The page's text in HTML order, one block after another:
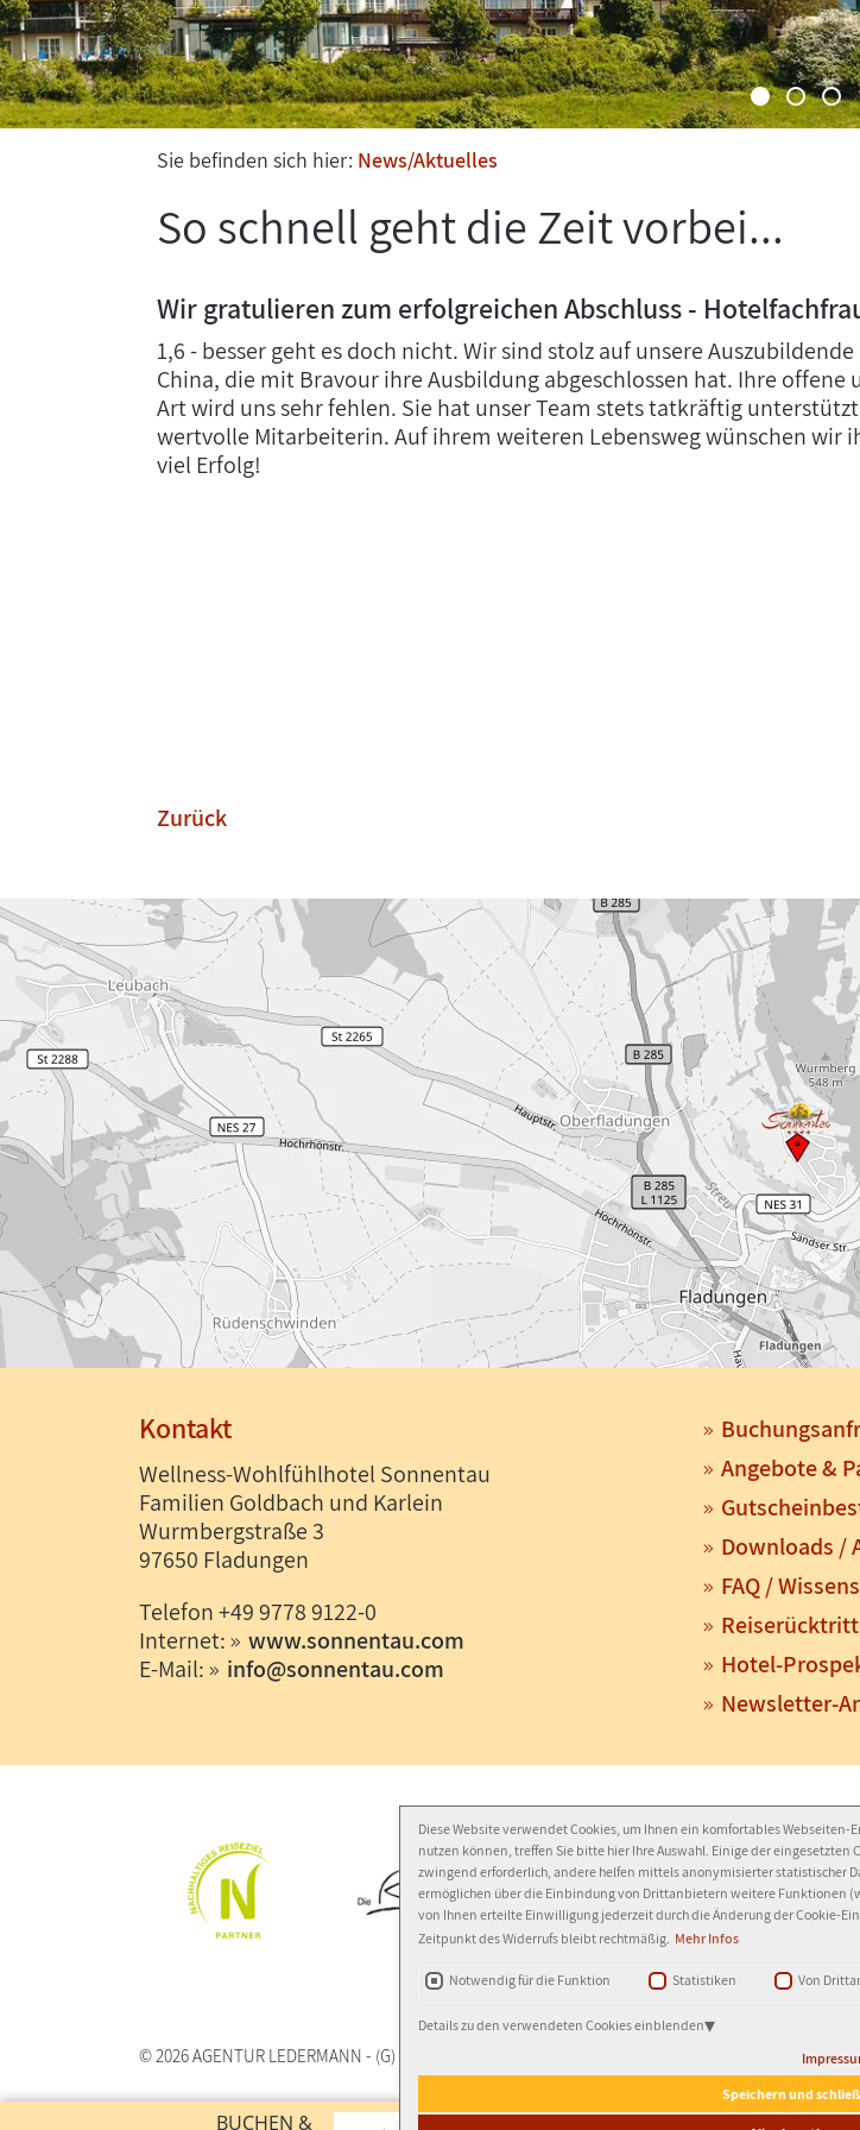
Diese Website verwendet Cookies, um Ihnen ein komfortables Webseiten-
nutzen können, treffen Sie bitte hier Ihre Auswahl. Einige der
zwingend erforderlich, andere helfen mittels anonymisierter statistischer
ermöglichen über die Einbindung von Drittanbietern weitere Funktionen
von Ihnen erteilte Einwilligung jederzeit durch die Änderung der Cookie-
Zeitpunkt des Widerrufs bleibt rechtmäßig. Mehr Infos
Notwendig für die Funktion Statistiken Von
Details zu den verwendeten Cookies einblenden
Speichern und
BUCHEN &
Sie befinden sich hier: News/Aktuelles
So schnell geht die Zeit vorbei...
Wir gratulieren zum erfolgreichen Abschluss -
1,6 - besser geht es doch nicht. Wir sind stolz auf unsere Auszubildende
China, die mit Bravour ihre Ausbildung abgeschlossen hat. Ihre offene
Art wird uns sehr fehlen. Sie hat unser Team stets tatkräftig
wertvolle Mitarbeiterin. Auf ihrem weiteren Lebensweg wünschen wir
viel Erfolg!
Zurück
Kontakt
Wellness-Wohlfühlhotel Sonnentau
Familien Goldbach und Karlein
Wurmbergstraße 3
97650 Fladungen
Telefon +49 9778 9122-0
Internet:
www.sonnentau.com
E-Mail:
info@sonnentau.com
Angebote &
Downloads /
FAQ /
Reiserücktritt
Hotel-
Newsletter-
© 2026AGENTUR LEDERMANN - (G)